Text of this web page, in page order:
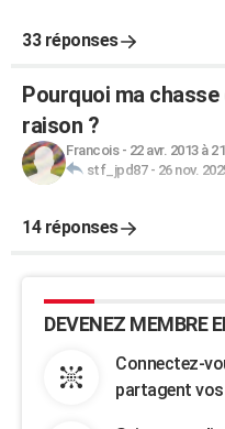
33 réponses
Pourquoi ma
raison ?
Francois- 22 avr. 2013 à
stf_jpd87- 26 nov.
14 réponses
DEVENEZ MEMBRE
Connectez-
partagent